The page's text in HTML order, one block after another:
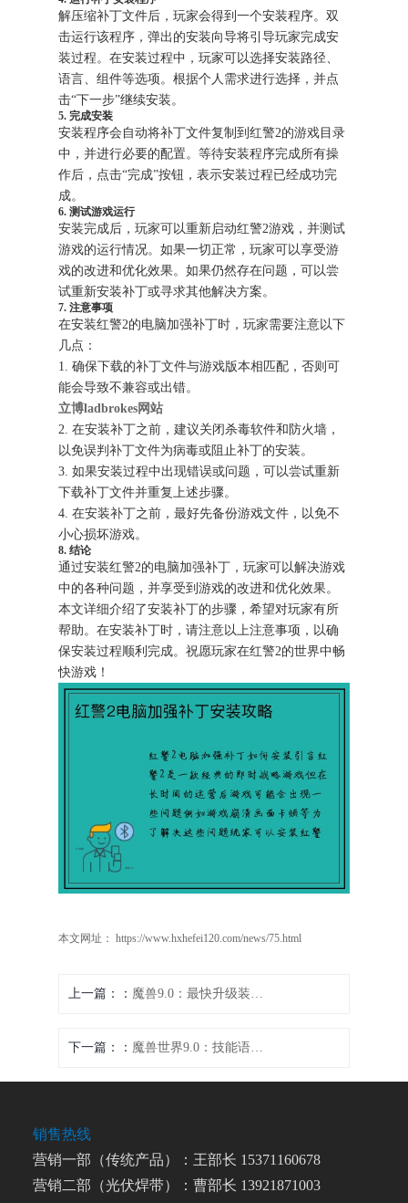
解压缩补丁文件后，玩家会得到一个安装程序。双
击运行该程序，弹出的安装向导将引导玩家完成安
装过程。在安装过程中，玩家可以选择安装路径、
语言、组件等选项。根据个人需求进行选择，并点
击“下一步”继续安装。
5. 完成安装
安装程序会自动将补丁文件复制到红警2的游戏目录
中，并进行必要的配置。等待安装程序完成所有操
作后，点击“完成”按钮，表示安装过程已经成功完
成。
6. 测试游戏运行
安装完成后，玩家可以重新启动红警2游戏，并测试
游戏的运行情况。如果一切正常，玩家可以享受游
戏的改进和优化效果。如果仍然存在问题，可以尝
试重新安装补丁或寻求其他解决方案。
7. 注意事项
在安装红警2的电脑加强补丁时，玩家需要注意以下
几点：
1. 确保下载的补丁文件与游戏版本相匹配，否则可
能会导致不兼容或出错。
立博ladbrokes网站
2. 在安装补丁之前，建议关闭杀毒软件和防火墙，
以免误判补丁文件为病毒或阻止补丁的安装。
3. 如果安装过程中出现错误或问题，可以尝试重新
下载补丁文件并重复上述步骤。
4. 在安装补丁之前，最好先备份游戏文件，以免不
小心损坏游戏。
8. 结论
通过安装红警2的电脑加强补丁，玩家可以解决游戏
中的各种问题，并享受到游戏的改进和优化效果。
本文详细介绍了安装补丁的步骤，希望对玩家有所
帮助。在安装补丁时，请注意以上注意事项，以确
保安装过程顺利完成。祝愿玩家在红警2的世界中畅
快游戏！
本文网址： https://www.hxhefei120.com/news/75.html
上一篇： 魔兽9.0：最快升级装备攻略
下一篇： 魔兽世界9.0：技能语音制作全新体验
销售热线
营销一部（传统产品）：王部长 15371160678
营销二部（光伏焊带）：曹部长 13921871003